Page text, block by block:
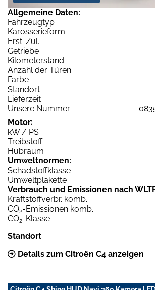
Allgemeine Daten:
Fahrzeugtyp
Karosserieform
Erst-Zul.
Getriebe
Kilometerstand
Anzahl der Türen
Farbe
Standort
Lieferzeit
Unsere Nummer
Motor:
kW / PS
Treibstoff
Hubraum
Umweltnormen:
Schadstoffklasse
Umweltplakette
Verbrauch und Emissionen nach
Kraftstoffverbr. komb.
CO2-Emissionen komb.
CO2-Klasse
Standort
Details zum Citroën C4 anzeigen